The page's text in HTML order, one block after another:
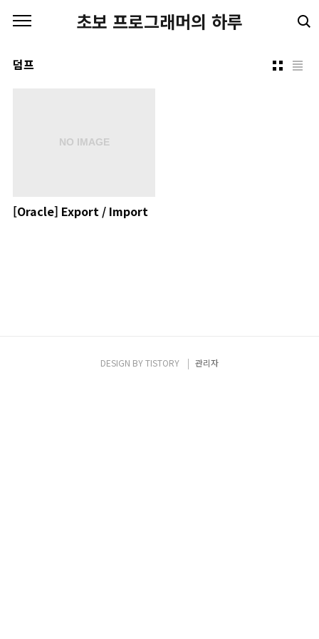
초보 프로그래머의 하루
덤프
[Oracle] Export / Import
DESIGN BYTISTORY 관리자